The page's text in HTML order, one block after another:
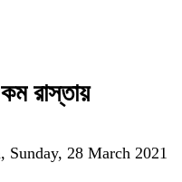
রাস্তায়
Sunday, 28 March 2021